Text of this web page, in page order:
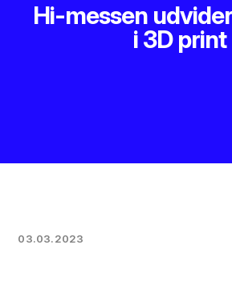
Hi-messen
i 3D print
03.03.2023